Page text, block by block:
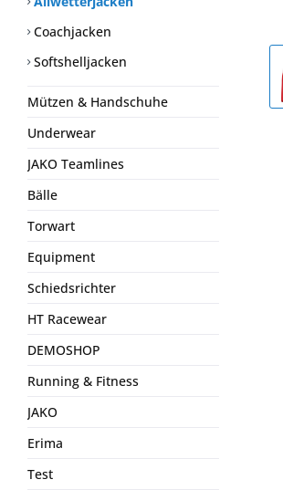
Coachjacken
Softshelljacken
Mützen & Handschuhe
Underwear
JAKO Teamlines
Bälle
Torwart
Equipment
Schiedsrichter
HT Racewear
DEMOSHOP
Running & Fitness
JAKO
Erima
Test